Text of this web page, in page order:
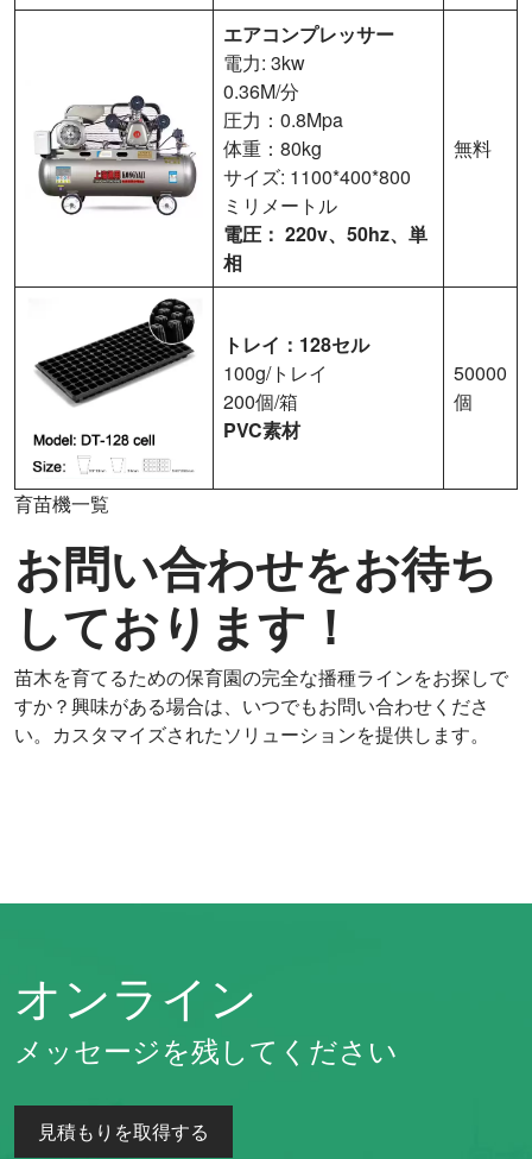
エアコンプレッサー
電力: 3kw
0.36M/分
圧力：0.8Mpa
体重：80kg
サイズ: 1100*400*800
ミリメートル
電圧： 220v、50hz、単
相
無料
トレイ：128セル
100g/トレイ
200個/箱
PVC素材
50000
個
育苗機一覧
お問い合わせをお待ち
しております！
苗木を育てるための保育園の完全な播種ラインをお探しで
すか？興味がある場合は、いつでもお問い合わせくださ
い。カスタマイズされたソリューションを提供します。
オンライン
メッセージを残してください
見積もりを取得する